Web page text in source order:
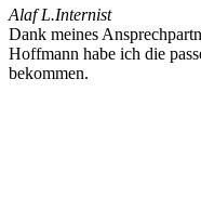
Alaf L.Internist
Dank meines
Hoffmann habe ich die
bekommen.